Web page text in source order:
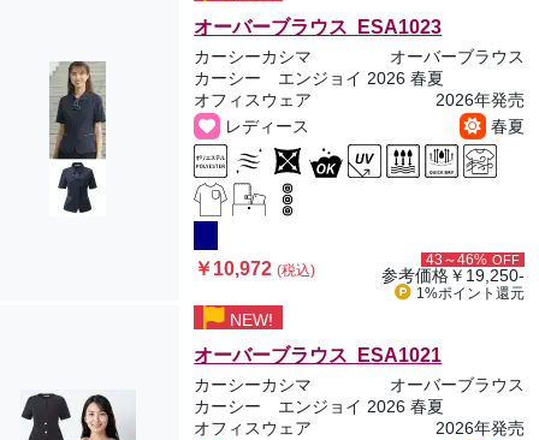
オーバーブラウス ESA1023
カーシーカシマ
オーバーブラウス
カーシー エンジョイ 2026 春夏
オフィスウェア
2026年発売
レディース
春夏
￥10,972(税込)
43～46% OFF
参考価格￥19,250-
1%ポイント 還元
NEW!
オーバーブラウス ESA1021
カーシーカシマ
オーバーブラウス
カーシー エンジョイ 2026 春夏
オフィスウェア
2026年発売